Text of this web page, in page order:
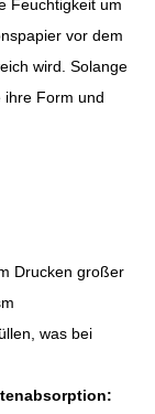
Feuchtigkeit um
vor dem
wird. Solange
ihre Form und
Drucken großer
was bei